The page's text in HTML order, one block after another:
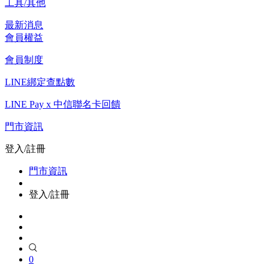
工具/其他
最新消息
會員權益
會員制度
LINE綁定查點數
LINE Pay x 中信聯名卡回饋
門市資訊
登入/註冊
門市資訊
登入/註冊
0